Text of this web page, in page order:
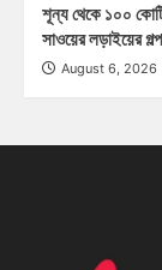
শূন্য থেকে ১০০ কোটি!
সাওয়ের লড়াইয়ের গল্প
August 6, 2026